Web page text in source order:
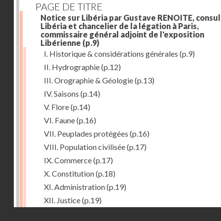
PAGE DE TITRE
Notice sur Libéria par Gustave RENOITE,
Libéria et chancelier de la légation à Paris,
commissaire général adjoint de l'exposition
Libérienne (p.9)
I. Historique & considérations générales (p.9)
II. Hydrographie(p.12)
III. Orographie & Géologie(p.13)
IV. Saisons (p.14)
V. Flore(p.14)
VI. Faune(p.16)
VII. Peuplades protégées (p.16)
VIII. Population civilisée(p.17)
IX. Commerce(p.17)
X. Constitution(p.18)
XI. Administration(p.19)
XII. Justice(p.19)